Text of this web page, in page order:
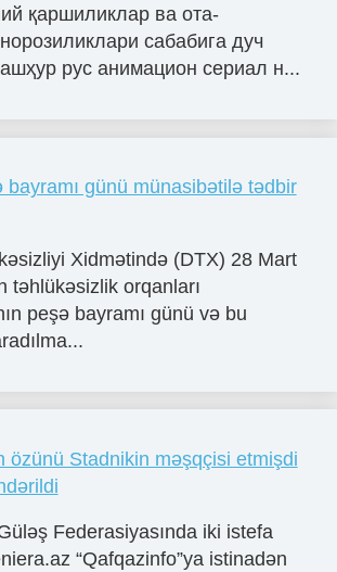
қаршиликлар ва ота-
сабабига дуч
рус анимацион сериал н...
bayramı günü münasibətilə tədbir
Xidmətində (DTX) 28 Mart
təhlükəsizlik orqanları
peşə bayramı günü və bu
özünü Stadnikin məşqçisi etmişdi
Federasiyasında iki istefa
“Qafqazinfo”ya istinadən